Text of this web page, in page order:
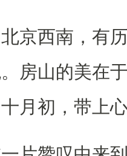
西南，有历
房山的美在
月初，带上